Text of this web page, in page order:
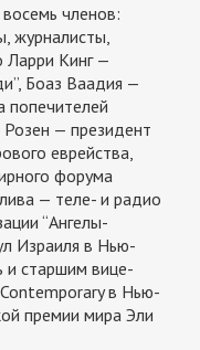
членов:
журналисты,
Ларри Кинг —
Боаз Ваадия —
попечителей
— президент
еврейства,
форума
— теле- и радио
“Ангелы-
Израиля в Нью-
и старшим вице-
в Нью-
премии мира Эли